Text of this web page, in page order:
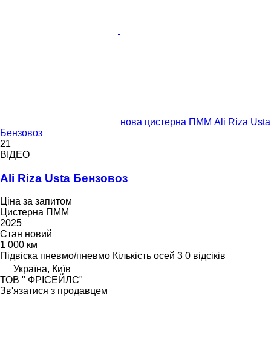
нова цистерна ПММ Ali Riza Usta
Бензовоз
21
ВІДЕО
Ali Riza Usta Бензовоз
Ціна за запитом
Цистерна ПММ
2025
Стан новий
1 000 км
Підвіска пневмо/пневмо Кількість осей 3 0 відсіків
Україна, Київ
ТОВ " ФРІСЕЙЛС"
Зв'язатися з продавцем